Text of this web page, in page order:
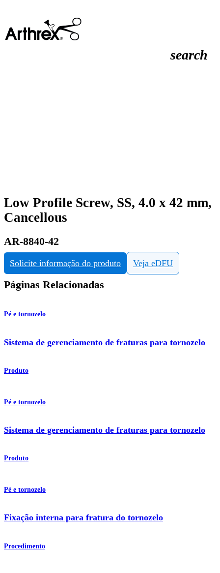
search
Low Profile Screw, SS, 4.0 x 42 mm,
Cancellous
AR-8840-42
Solicite informação do produto Veja eDFU
Páginas Relacionadas
Pé e tornozelo
Sistema de gerenciamento de fraturas para tornozelo
Produto
Pé e tornozelo
Sistema de gerenciamento de fraturas para tornozelo
Produto
Pé e tornozelo
Fixação interna para fratura do tornozelo
Procedimento